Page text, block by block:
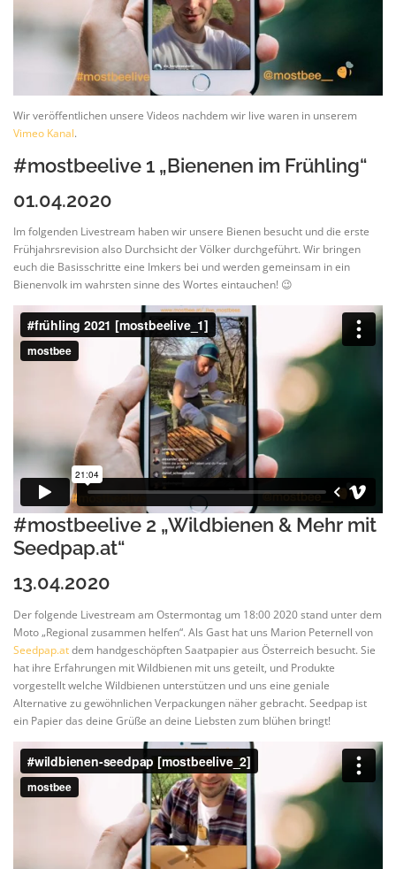
Wir veröffentlichen unsere Videos nachdem wir live waren in unserem
Vimeo Kanal.
#mostbeelive 1 „Bienenen im Frühling“
01.04.2020
Im folgenden Livestream haben wir unsere Bienen besucht und die erste
Frühjahrsrevision also Durchsicht der Völker durchgeführt. Wir bringen
euch die Basisschritte eine Imkers bei und werden gemeinsam in ein
Bienenvolk im wahrsten sinne des Wortes eintauchen! 😉
#mostbeelive 2 „Wildbienen & Mehr mit
Seedpap.at“
13.04.2020
Der folgende Livestream am Ostermontag um 18:00 2020 stand unter dem
Moto „Regional zusammen helfen“. Als Gast hat uns Marion Peternell von
Seedpap.atdem handgeschöpften Saatpapier aus Österreich besucht. Sie
hat ihre Erfahrungen mit Wildbienen mit uns geteilt, und Produkte
vorgestellt welche Wildbienen unterstützen und uns eine geniale
Alternative zu gewöhnlichen Verpackungen näher gebracht. Seedpap ist
ein Papier das deine Grüße an deine Liebsten zum blühen bringt!